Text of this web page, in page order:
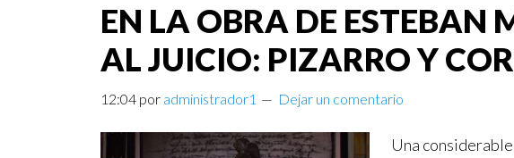
EN LA OBRA DE ESTEBAN
AL JUICIO: PIZARRO Y
12:04 por administrador1 Dejar un comentario
Una